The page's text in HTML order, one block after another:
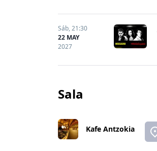
Sáb,21:30
22 MAY
2027
Sala
Kafe Antzokia